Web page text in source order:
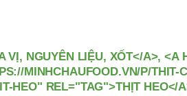
NGUYÊN LIỆU, XỐT</A>, <A
MINHCHAUFOOD.VN/P/
HEO" REL="TAG">THỊT HEO</